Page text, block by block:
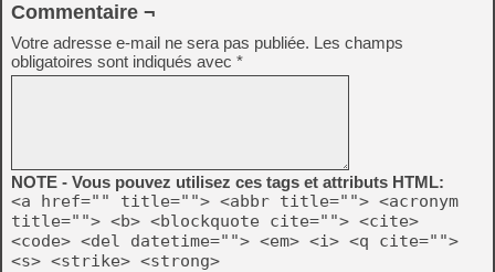
Commentaire ¬
Votre adresse e-mail ne sera pas publiée. Les champs
obligatoires sont indiqués avec *
NOTE - Vous pouvez utilisez ces tags et attributs HTML:
<a href="" title=""> <abbr title=""> <acronym
title=""> <b> <blockquote cite=""> <cite>
<code> <del datetime=""> <em> <i> <q cite="">
<s> <strike> <strong>